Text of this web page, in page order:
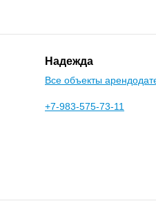
Надежда
Все объекты
+7-983-575-73-11